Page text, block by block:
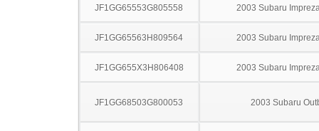
JF1GG65553G805558 2003 Subaru
JF1GG65563H809564 2003 Subaru
JF1GG655X3H806408 2003 Subaru
JF1GG68503G800053 2003 Subaru